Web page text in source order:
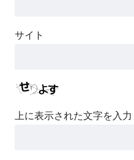
サイト
上に表示された文字を入力